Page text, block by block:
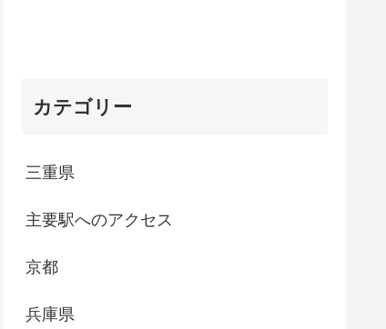
カテゴリー
三重県
主要駅へのアクセス
京都
兵庫県